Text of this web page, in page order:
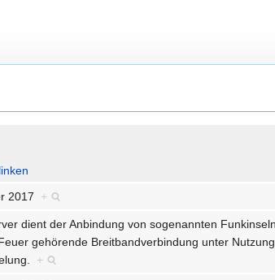
2017 +
dient der Anbindung von sogenannten
gehörende Breitbandverbindung unter
+